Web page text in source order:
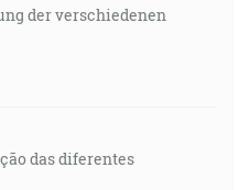
der verschiedenen
das diferentes